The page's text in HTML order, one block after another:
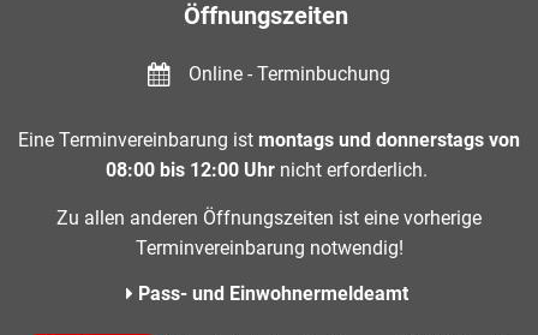
Öffnungszeiten
Online - Terminbuchung
Eine Terminvereinbarung ist montags und donnerstags von
08:00 bis 12:00 Uhr nicht erforderlich.
Zu allen anderen Öffnungszeiten ist eine vorherige
Terminvereinbarung notwendig!
Pass- und Einwohnermeldeamt